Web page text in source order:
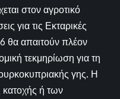
στον αγροτικό
για τις Εκταρικές
θα απαιτούν πλέον
τεκμηρίωση για τη
γης. Η
κατοχής ή των